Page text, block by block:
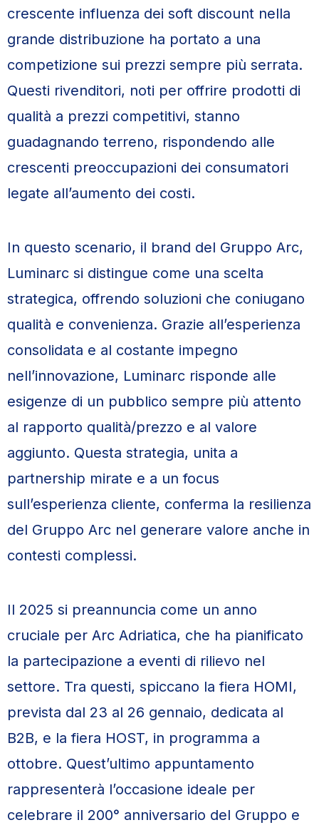
crescente influenza dei soft discount nella
grande distribuzione ha portato a una
competizione sui prezzi sempre più serrata.
Questi rivenditori, noti per offrire prodotti di
qualità a prezzi competitivi, stanno
guadagnando terreno, rispondendo alle
crescenti preoccupazioni dei consumatori
legate all’aumento dei costi.
In questo scenario, il brand del Gruppo Arc,
Luminarc si distingue come una scelta
strategica, offrendo soluzioni che coniugano
qualità e convenienza. Grazie all’esperienza
consolidata e al costante impegno
nell’innovazione, Luminarc risponde alle
esigenze di un pubblico sempre più attento
al rapporto qualità/prezzo e al valore
aggiunto. Questa strategia, unita a
partnership mirate e a un focus
sull’esperienza cliente, conferma la resilienza
del Gruppo Arc nel generare valore anche in
contesti complessi.
Il 2025 si preannuncia come un anno
cruciale per Arc Adriatica, che ha pianificato
la partecipazione a eventi di rilievo nel
settore. Tra questi, spiccano la fiera HOMI,
prevista dal 23 al 26 gennaio, dedicata al
B2B, e la fiera HOST, in programma a
ottobre. Quest’ultimo appuntamento
rappresenterà l’occasione ideale per
celebrare il 200° anniversario del Gruppo e